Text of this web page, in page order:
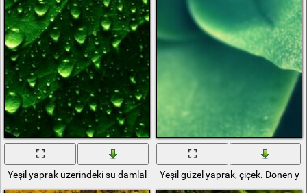
Yeşil yaprak üzerindeki su damlaları Yeşil güzel yaprak, çiçek. Dönen